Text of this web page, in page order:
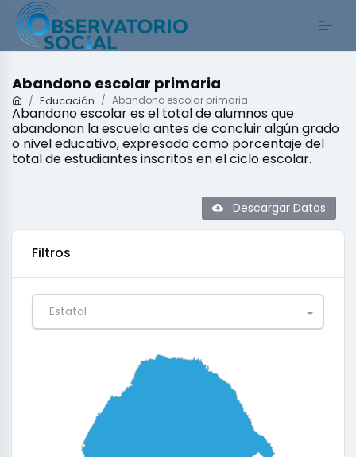
Abandono escolar primaria
Educación Abandono escolar primaria
Abandono escolar es el total de alumnos que
abandonan la escuela antes de concluir algún grado
o nivel educativo, expresado como porcentaje del
total de estudiantes inscritos en el ciclo escolar.
Descargar Datos
Filtros
Estatal